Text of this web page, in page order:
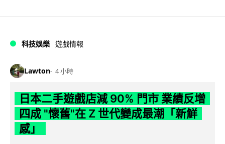
科技娛樂 遊戲情報
Lawton 4 小時
日本二手遊戲店減 90% 門市 業績反增
四成 "懷舊"在 Z 世代變成最潮「新鮮
感」